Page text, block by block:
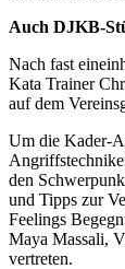
Auch DJKB-
Nach fast
Kata Trainer
auf dem
Um die Kader-
den
und Tipps zur
Feelings
Maya Massali,
vertreten.